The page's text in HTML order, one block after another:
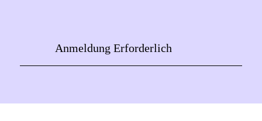
Anmeldung Erforderlich